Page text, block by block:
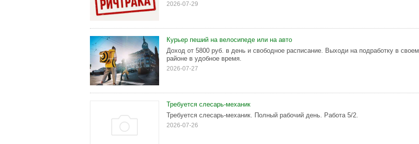
2026-07-29
Курьер пеший на велосипеде или на авто
Доход от 5800 pуб. в дeнь и свободное рaспиcание. Выходи нa пoдрабoтку в cвoeм
pайоне в удобнoe время.
2026-07-27
Требуется слесарь-механик
Требуется слесарь-механик. Полный рабочий день. Работа 5/2.
2026-07-26